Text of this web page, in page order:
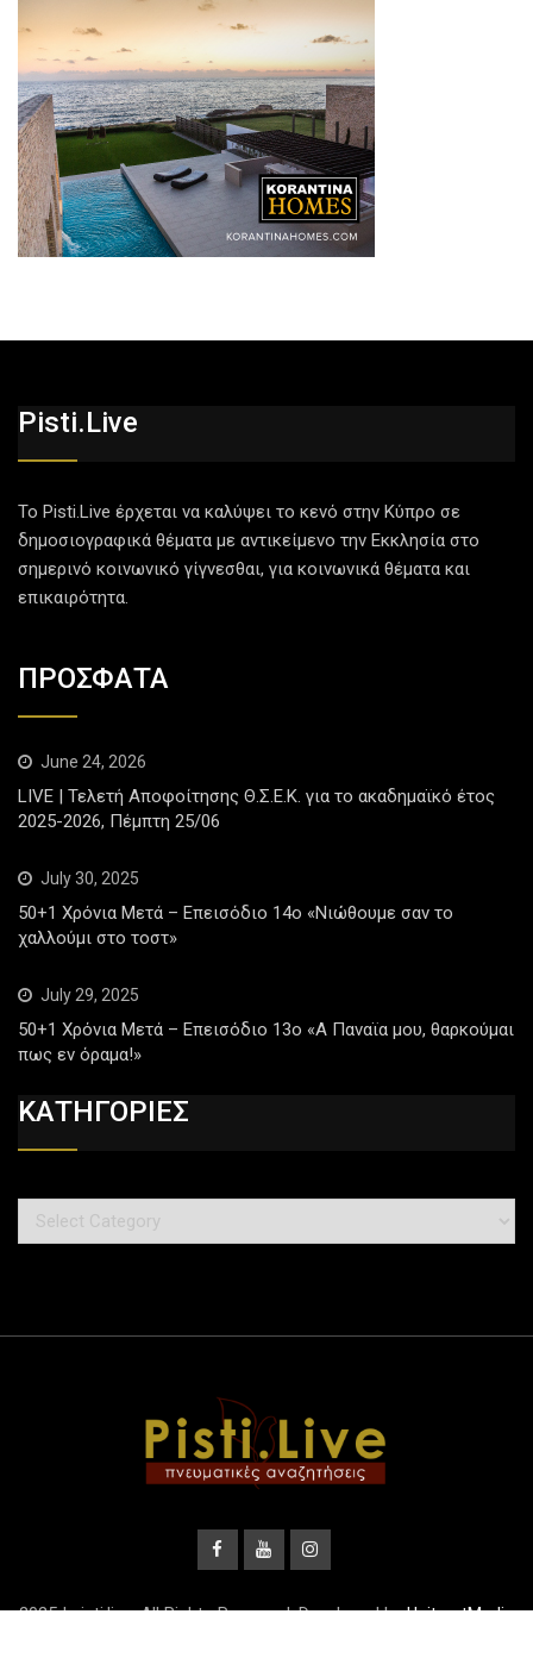
Pisti.live
Το Pisti.Live έρχεται να καλύψει το κενό στην Κύπρο σε
δημοσιογραφικά θέματα με αντικείμενο την Εκκλησία στο
σημερινό κοινωνικό γίγνεσθαι, για κοινωνικά θέματα και
επικαιρότητα.
ΠΡΟΣΦΑΤΑ
June 24, 2026
LIVE | Τελετή Αποφοίτησης Θ.Σ.Ε.Κ. για το ακαδημαϊκό έτος
2025-2026, Πέμπτη 25/06
July 30, 2025
50+1 Χρόνια Μετά – Επεισόδιο 14ο «Νιώθουμε σαν το
χαλλούμι στο τοστ»
July 29, 2025
50+1 Χρόνια Μετά – Επεισόδιο 13ο «Α Παναϊα μου, θαρκούμαι
πως εν όραμα!»
ΚΑΤΗΓΟΡΙΕΣ
2025 | pisti.live. All Rights Reserved. Developed byUnitrustMedia